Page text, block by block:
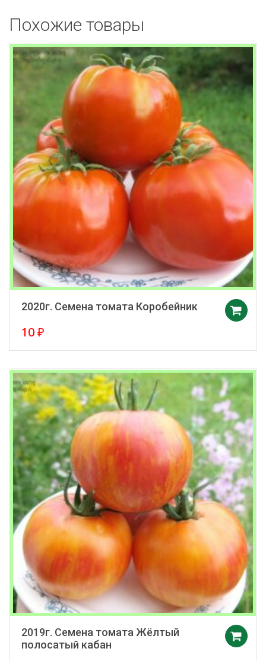
Похожие товары
2020г. Семена томата Коробейник
10₽
2019г. Семена томата Жёлтый
полосатый кабан